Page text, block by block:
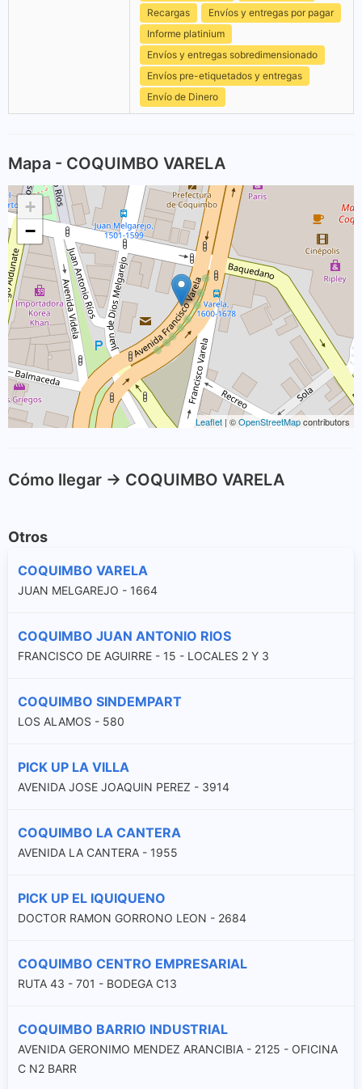
Recargas
Envíos y entregas por pagar
Informe platinium
Envíos y entregas sobredimensionado
Envíos pre-etiquetados y entregas
Envío de Dinero
Mapa - COQUIMBO VARELA
+
−
Leaflet | ©OpenStreetMapcontributors
Cómo llegar -> COQUIMBO VARELA
Otros
COQUIMBO VARELA
JUAN MELGAREJO - 1664
COQUIMBO JUAN ANTONIO RIOS
FRANCISCO DE AGUIRRE - 15 - LOCALES 2 Y 3
COQUIMBO SINDEMPART
LOS ALAMOS - 580
PICK UP LA VILLA
AVENIDA JOSE JOAQUIN PEREZ - 3914
COQUIMBO LA CANTERA
AVENIDA LA CANTERA - 1955
PICK UP EL IQUIQUENO
DOCTOR RAMON GORRONO LEON - 2684
COQUIMBO CENTRO EMPRESARIAL
RUTA 43 - 701 - BODEGA C13
COQUIMBO BARRIO INDUSTRIAL
AVENIDA GERONIMO MENDEZ ARANCIBIA - 2125 - OFICINA
C N2 BARR